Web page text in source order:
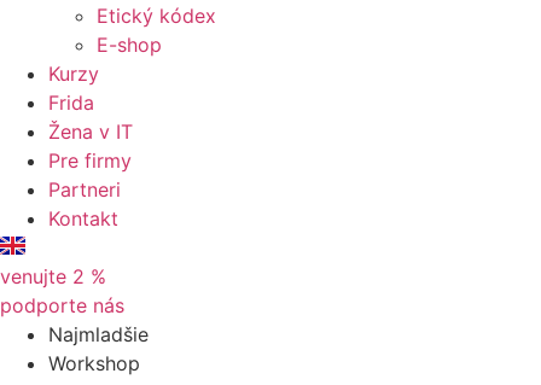
Etický kódex
E-shop
Kurzy
Frida
Žena v IT
Pre firmy
Partneri
Kontakt
venujte 2 %
podporte nás
Najmladšie
Workshop